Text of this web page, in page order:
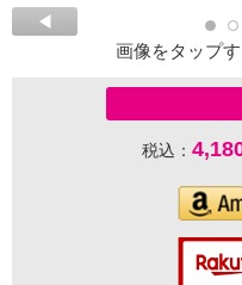
画像をタップ
税込：